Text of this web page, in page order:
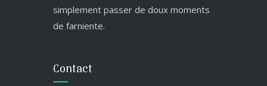
simplement passer de doux moments
de farniente.
Contact